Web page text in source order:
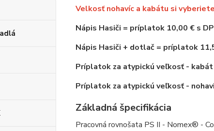
Velkosť nohavíc a kabátu si
Nápis Hasiči = príplatok 10,00 € s
Nápis Hasiči + dotlač = príplatok
Príplatok za atypickú veľkosť - kabát
Príplatok za atypickú veľkosť -
Základná špecifikácia
Pracovná rovnošata PS II - Nomex® -